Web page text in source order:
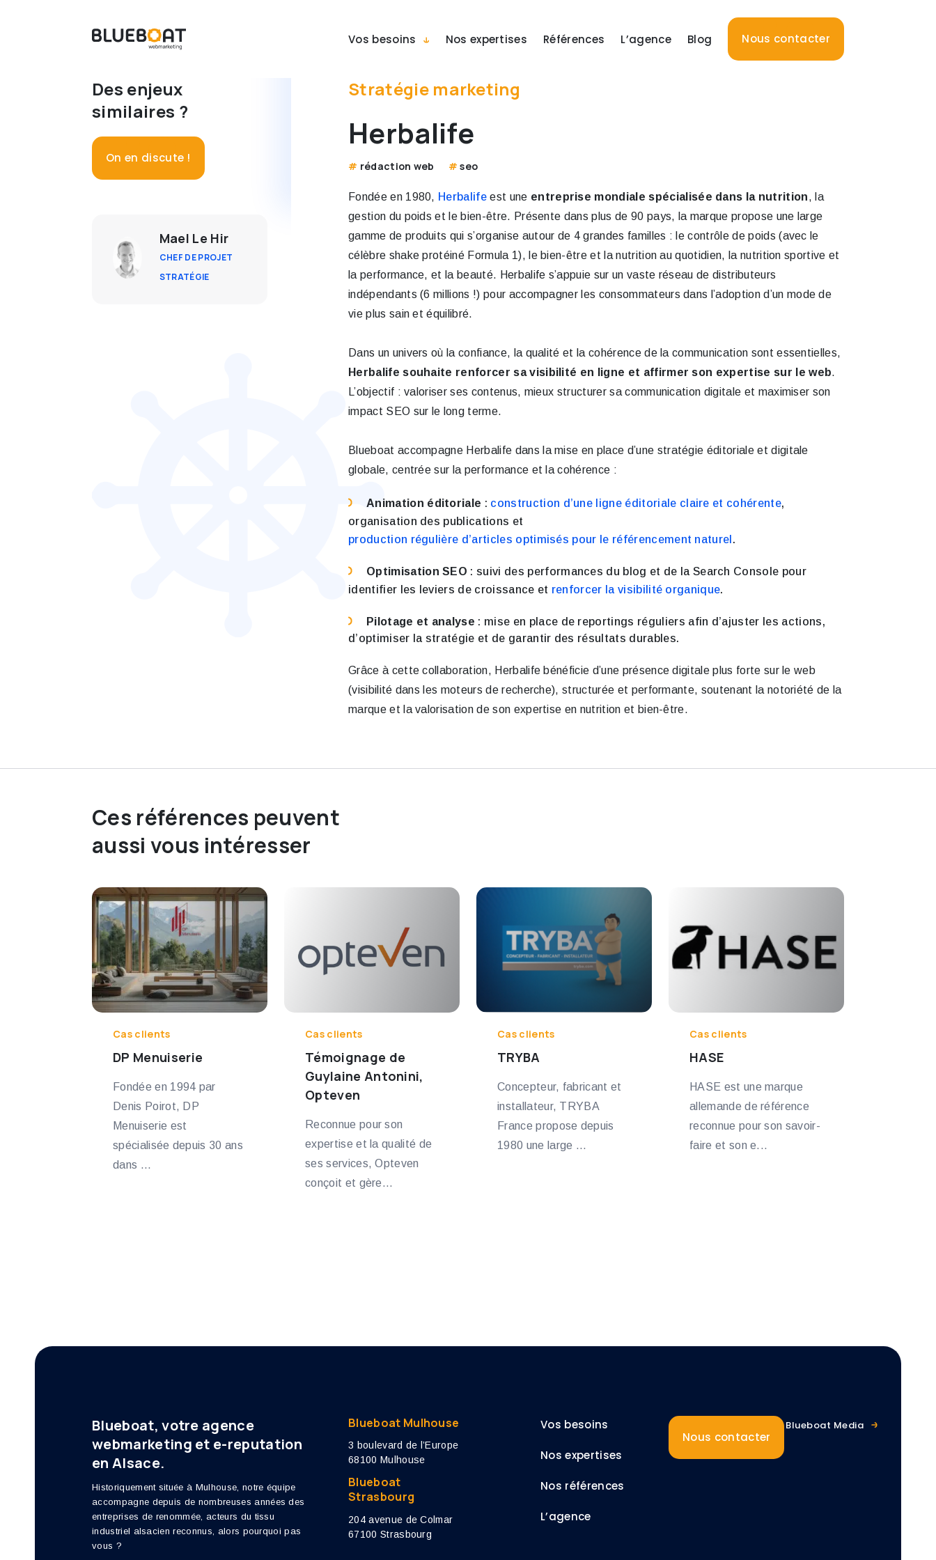
Vos besoins Nos expertises Références L’agence Blog Nous contacter
Des enjeux
similaires ?
On en discute !
Mael Le Hir
CHEF DE PROJET
STRATÉGIE
Stratégie marketing
Herbalife
rédaction web seo
Fondée en 1980, Herbalife est une entreprise mondiale spécialisée dans la nutrition, la
gestion du poids et le bien-être. Présente dans plus de 90 pays, la marque propose une large
gamme de produits qui s’organise autour de 4 grandes familles : le contrôle de poids (avec le
célèbre shake protéiné Formula 1), le bien-être et la nutrition au quotidien, la nutrition sportive et
la performance, et la beauté. Herbalife s’appuie sur un vaste réseau de distributeurs
indépendants (6 millions !) pour accompagner les consommateurs dans l’adoption d’un mode de
vie plus sain et équilibré.
Dans un univers où la confiance, la qualité et la cohérence de la communication sont essentielles,
Herbalife souhaite renforcer sa visibilité en ligne et affirmer son expertise sur le web.
L’objectif : valoriser ses contenus, mieux structurer sa communication digitale et maximiser son
impact SEO sur le long terme.
Blueboat accompagne Herbalife dans la mise en place d’une stratégie éditoriale et digitale
globale, centrée sur la performance et la cohérence :
Animation éditoriale : construction d’une ligne éditoriale claire et cohérente,
organisation des publications et
production régulière d’articles optimisés pour le référencement naturel .
Optimisation SEO : suivi des performances du blog et de la Search Console pour
identifier les leviers de croissance et renforcer la visibilité organique.
Pilotage et analyse : mise en place de reportings réguliers afin d’ajuster les actions,
d’optimiser la stratégie et de garantir des résultats durables.
Grâce à cette collaboration, Herbalife bénéficie d’une présence digitale plus forte sur le web
(visibilité dans les moteurs de recherche), structurée et performante, soutenant la notoriété de la
marque et la valorisation de son expertise en nutrition et bien-être.
Ces références peuvent
aussi vous intéresser
Cas clients
DP Menuiserie
Fondée en 1994 par
Denis Poirot, DP
Menuiserie est
spécialisée depuis 30 ans
dans ...
Cas clients
Témoignage de
Guylaine Antonini,
Opteven
Reconnue pour son
expertise et la qualité de
ses services, Opteven
conçoit et gère...
Cas clients
TRYBA
Concepteur, fabricant et
installateur, TRYBA
France propose depuis
1980 une large ...
Cas clients
HASE
HASE est une marque
allemande de référence
reconnue pour son savoir-
faire et son e...
Blueboat, votre agence
webmarketing et e-reputation
en Alsace.
Historiquement située à Mulhouse, notre équipe
accompagne depuis de nombreuses années des
entreprises de renommée, acteurs du tissu
industriel alsacien reconnus, alors pourquoi pas
vous ?
Blueboat Mulhouse
3 boulevard de l’Europe
68100 Mulhouse
Blueboat
Strasbourg
204 avenue de Colmar
67100 Strasbourg
Vos besoins
Nos expertises
Nos références
L’agence
Nous contacter
Blueboat Media